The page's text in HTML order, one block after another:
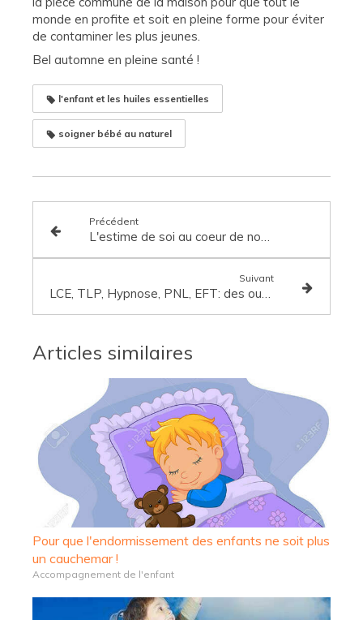
monde en profite et soit en pleine forme pour éviter
de contaminer les plus jeunes.
Bel automne en pleine santé !
l'enfant et les huiles essentielles
soigner bébé au naturel
Précédent
L'estime de soi au coeur de notre sentiment de bien-être
Suivant
LCE, TLP, Hypnose, PNL, EFT: des outils rapides et efficaces pour libérer les peurs et les phobies
Articles similaires
Pour que l'endormissement des enfants ne soit plus
un cauchemar !
Accompagnement de l'enfant